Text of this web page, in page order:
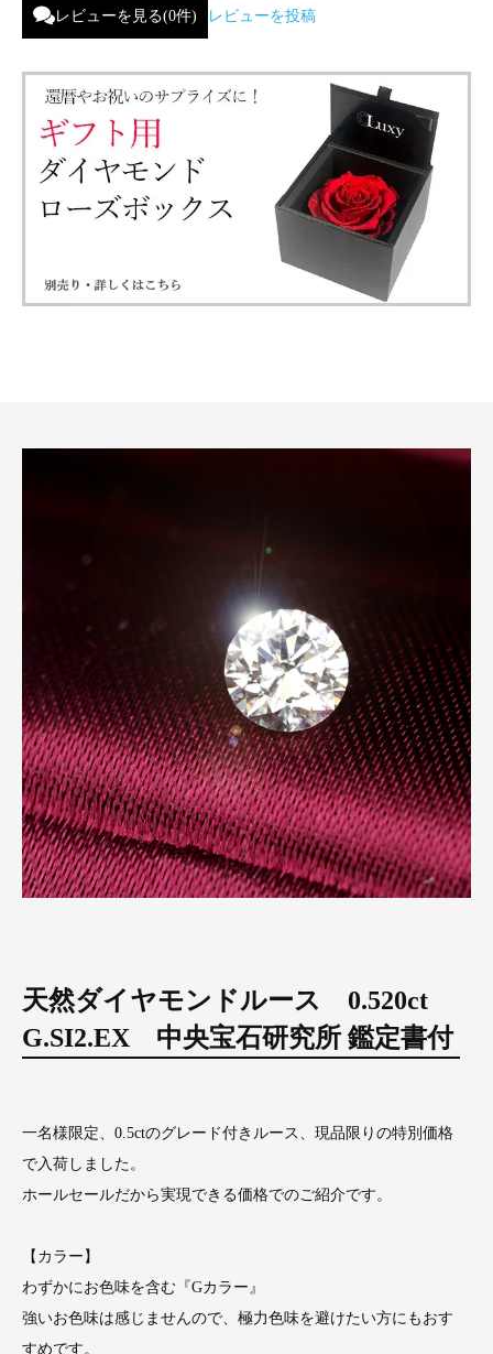
レビューを見る(0件) レビューを投稿
天然ダイヤモンドルース 0.520ct
G.SI2.EX 中央宝石研究所 鑑定書付
一名様限定、0.5ctのグレード付きルース、現品限りの特別価格
で入荷しました。
ホールセールだから実現できる価格でのご紹介です。
【カラー】
わずかにお色味を含む『Gカラー』
強いお色味は感じませんので、極力色味を避けたい方にもおす
すめです。